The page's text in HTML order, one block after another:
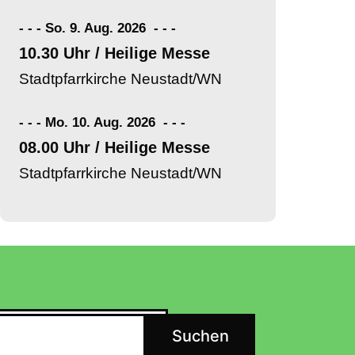
- - - So. 9. Aug. 2026 - --
10.30 Uhr / Heilige Messe
Stadtpfarrkirche Neustadt/WN
- - - Mo. 10. Aug. 2026 - --
08.00 Uhr / Heilige Messe
Stadtpfarrkirche Neustadt/WN
Suchen